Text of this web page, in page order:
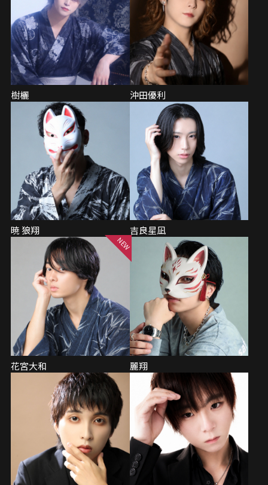
樹欐 沖田優利
暁 狼翔 吉良星凪
花宮大和 麗翔